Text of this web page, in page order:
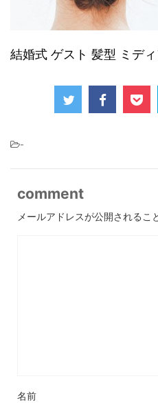
結婚式 ゲスト 髪型 ミデ
-
comment
メールアドレスが公開されるこ
名前